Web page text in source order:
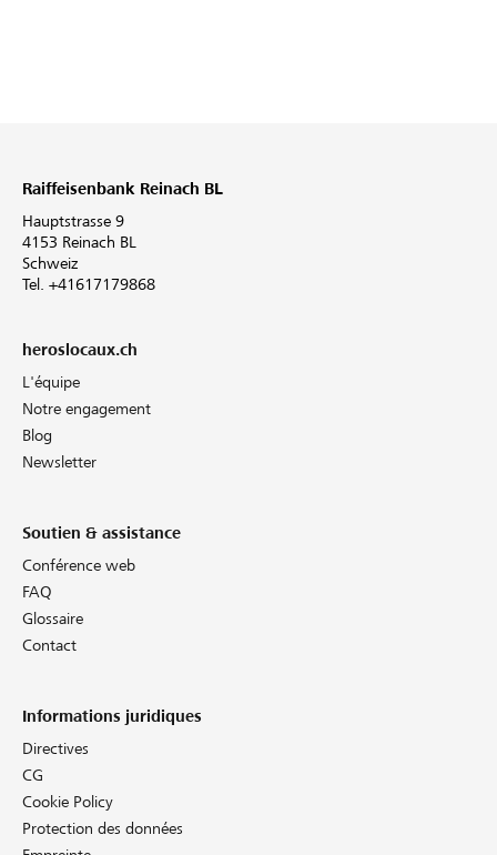
Raiffeisenbank Reinach BL
Hauptstrasse 9
4153 Reinach BL
Schweiz
Tel. +41617179868
heroslocaux.ch
L'équipe
Notre engagement
Blog
Newsletter
Soutien & assistance
Conférence web
FAQ
Glossaire
Contact
Informations juridiques
Directives
CG
Cookie Policy
Protection des données